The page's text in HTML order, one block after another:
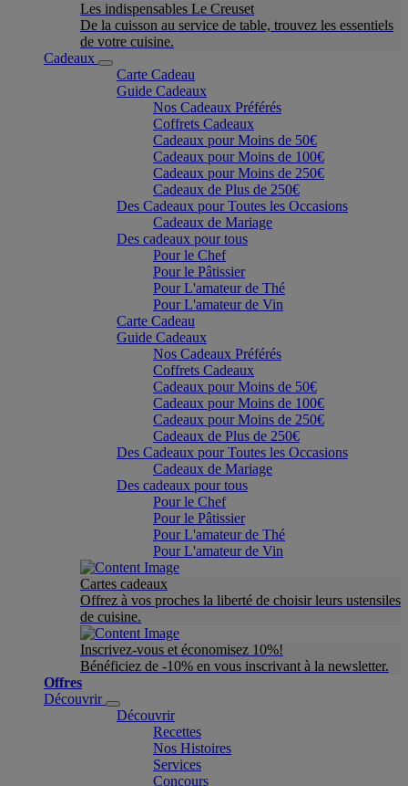
Les indispensables Le Creuset
De la cuisson au service de table, trouvez les essentiels
de votre cuisine.
Cadeaux
Carte Cadeau
Guide Cadeaux
Nos Cadeaux Préférés
Coffrets Cadeaux
Cadeaux pour Moins de 50€
Cadeaux pour Moins de 100€
Cadeaux pour Moins de 250€
Cadeaux de Plus de 250€
Des Cadeaux pour Toutes les Occasions
Cadeaux de Mariage
Des cadeaux pour tous
Pour le Chef
Pour le Pâtissier
Pour L'amateur de Thé
Pour L'amateur de Vin
Carte Cadeau
Guide Cadeaux
Nos Cadeaux Préférés
Coffrets Cadeaux
Cadeaux pour Moins de 50€
Cadeaux pour Moins de 100€
Cadeaux pour Moins de 250€
Cadeaux de Plus de 250€
Des Cadeaux pour Toutes les Occasions
Cadeaux de Mariage
Des cadeaux pour tous
Pour le Chef
Pour le Pâtissier
Pour L'amateur de Thé
Pour L'amateur de Vin
Cartes cadeaux
Offrez à vos proches la liberté de choisir leurs ustensiles
de cuisine.
Inscrivez-vous et économisez 10%!
Bénéficiez de -10% en vous inscrivant à la newsletter.
Offres
Découvrir
Découvrir
Recettes
Nos Histoires
Services
Concours